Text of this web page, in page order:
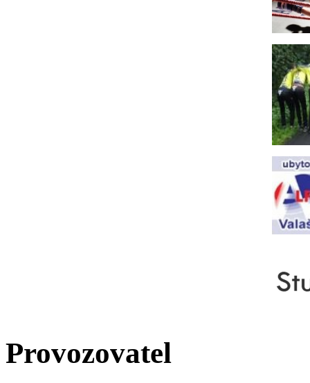
Provozovatel